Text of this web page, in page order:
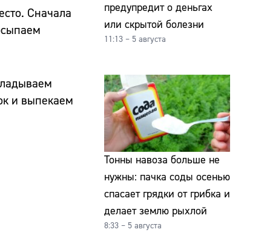
Сначала
и выпекаем
предупредит о деньгах
или скрытой болезни
11:13 – 5 августа
Тонны навоза больше не
нужны: пачка соды осенью
спасает грядки от грибка и
делает землю рыхлой
8:33 – 5 августа